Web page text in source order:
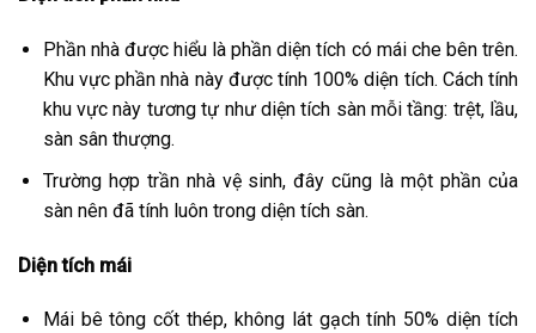
Phần nhà được hiểu là phần diện tích có mái che bên trên.
Khu vực phần nhà này được tính 100% diện tích. Cách tính
khu vực này tương tự như diện tích sàn mỗi tầng: trệt, lầu,
sàn sân thượng.
Trường hợp trần nhà vệ sinh, đây cũng là một phần của
sàn nên đã tính luôn trong diện tích sàn.
Diện tích mái
Mái bê tông cốt thép, không lát gạch tính 50% diện tích